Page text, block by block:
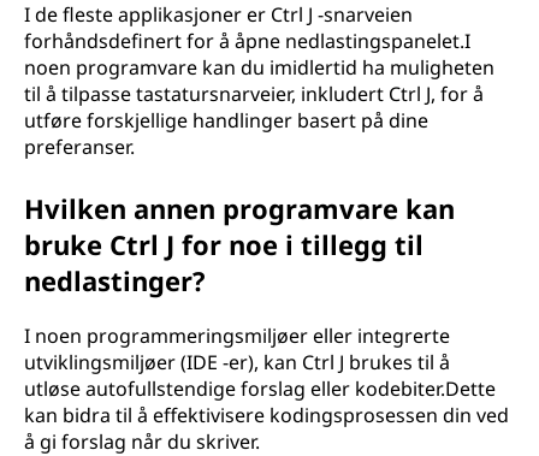
I de fleste applikasjoner er Ctrl J -snarveien
forhåndsdefinert for å åpne nedlastingspanelet.I
noen programvare kan du imidlertid ha muligheten
til å tilpasse tastatursnarveier, inkludert Ctrl J, for å
utføre forskjellige handlinger basert på dine
preferanser.
Hvilken annen programvare kan
bruke Ctrl J for noe i tillegg til
nedlastinger?
I noen programmeringsmiljøer eller integrerte
utviklingsmiljøer (IDE -er), kan Ctrl J brukes til å
utløse autofullstendige forslag eller kodebiter.Dette
kan bidra til å effektivisere kodingsprosessen din ved
å gi forslag når du skriver.